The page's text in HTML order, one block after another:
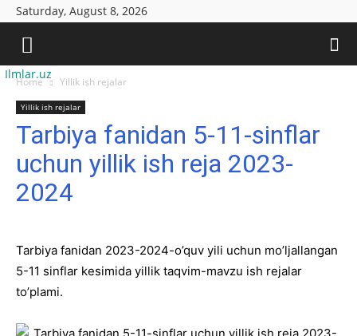
Saturday, August 8, 2026
Ilmlar.uz
Home Yillik ish rejalar
Yillik ish rejalar
Tarbiya fanidan 5-11-sinflar
uchun yillik ish reja 2023-
2024
Tarbiya fanidan 2023-2024-o’quv yili uchun mo’ljallangan
5-11 sinflar kesimida yillik taqvim-mavzu ish rejalar
to’plami.